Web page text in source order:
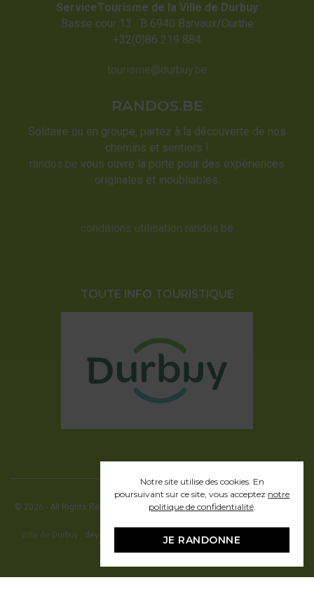
ServiceTourisme de la Ville de Durbuy
Basse cour 13 B 6940 Barvaux/Ourthe
+32(0)86 219 884
tourisme@durbuy.be
RANDOS.BE
Solitaire ou en groupe, partez à la découverte de nos
chemins et sentiers !
randos.be vous ouvre la porte pour des expériences
originales et inoubliables.
conditions utilisation randos.be
TOUTE INFO TOURISTIQUE
© 2026 - All Rights Reserved - Office communal du Tourisme de la ville de
Ville de Durbuy , développement web en partenariat avec Pragmacom -
Notre site utilise des cookies. En
poursuivant sur ce site, vous acceptez notre
politique de confidentialité.
JE RANDONNE